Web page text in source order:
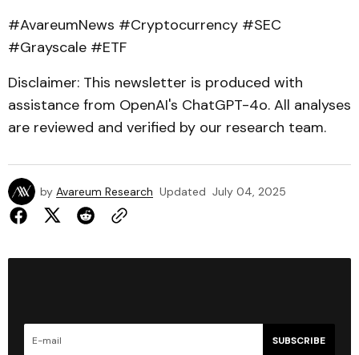
#AvareumNews #Cryptocurrency #SEC
#Grayscale #ETF
Disclaimer: This newsletter is produced with
assistance from OpenAI's ChatGPT-4o. All analyses
are reviewed and verified by our research team.
by Avareum Research Updated July 04, 2025
SUBSCRIBE